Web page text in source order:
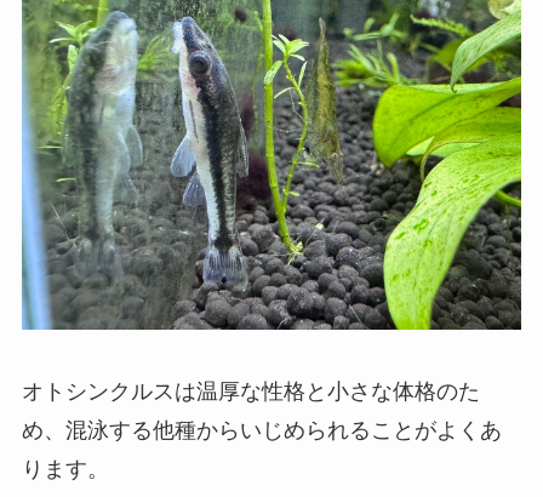
オトシンクルスは温厚な性格と小さな体格のた
め、混泳する他種からいじめられることがよくあ
ります。